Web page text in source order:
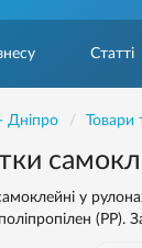
Статті
Дніпро Товари
у